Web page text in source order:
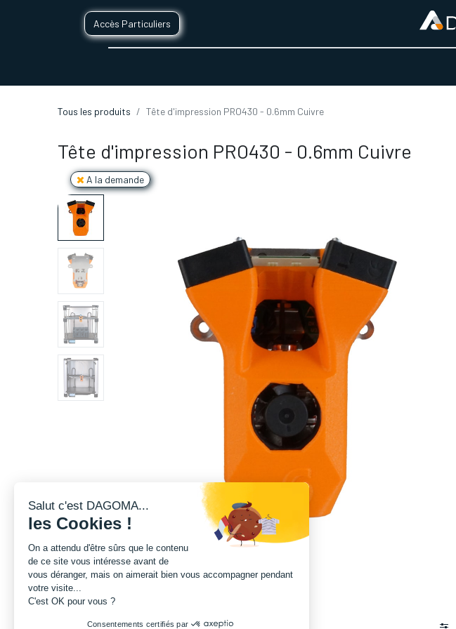
Accès Particuliers
Tous les produits Tête d'impression PRO430 - 0.6mm Cuivre
Tête d'impression PRO430 - 0.6mm Cuivre
A la demande
Salut c'est DAGOMA...
les Cookies !
On a attendu d'être sûrs que le contenu
de ce site vous intéresse avant de
vous déranger, mais on aimerait bien vous accompagner pendant
votre visite...
C'est OK pour vous ?
Consentements certifiés par